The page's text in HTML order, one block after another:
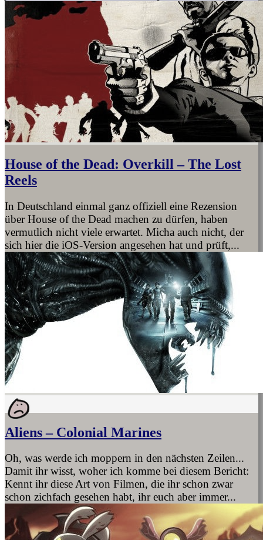
House of the Dead: Overkill – The Lost
Reels
In Deutschland einmal ganz offiziell eine Rezension
über House of the Dead machen zu dürfen, haben
vermutlich nicht viele erwartet. Micha auch nicht, der
sich hier die iOS-Version angesehen hat und prüft,...
Aliens – Colonial Marines
Oh, was werde ich moppern in den nächsten Zeilen...
Damit ihr wisst, woher ich komme bei diesem Bericht:
Kennt ihr diese Art von Filmen, die ihr schon zwar
schon zichfach gesehen habt, ihr euch aber immer...